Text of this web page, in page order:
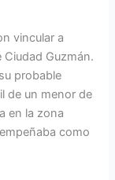
vincular a
Guzmán.
probable
de un menor de
en la zona
como